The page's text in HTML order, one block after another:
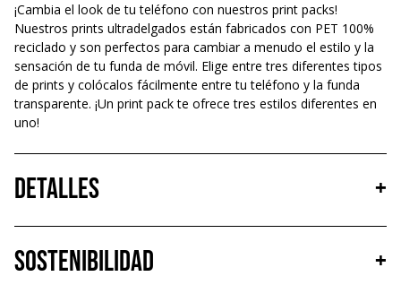
¡Cambia el look de tu teléfono con nuestros print packs!
Nuestros prints ultradelgados están fabricados con PET 100%
reciclado y son perfectos para cambiar a menudo el estilo y la
sensación de tu funda de móvil. Elige entre tres diferentes tipos
de prints y colócalos fácilmente entre tu teléfono y la funda
transparente. ¡Un print pack te ofrece tres estilos diferentes en
uno!
Detalles +
Sostenibilidad
+